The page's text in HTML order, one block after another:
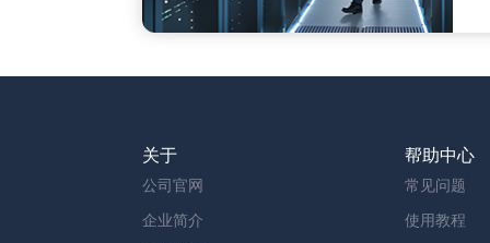
关于
公司官网
企业简介
帮助中心
常见问题
使用教程